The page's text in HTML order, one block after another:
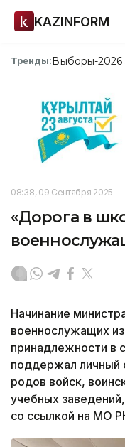
KAZINFORM
Тренды:Выборы-2026
08:38, 09 Сентября 2025
«Дорога в
Начинание
военнослужащих
принадлежности в
поддержал личный
родов войск,
учебных
cо ссылкой на МО